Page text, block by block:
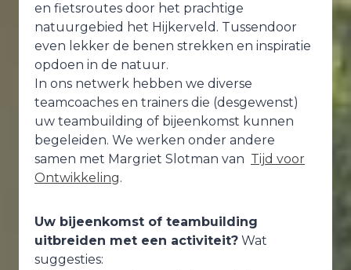
en fietsroutes door het prachtige
natuurgebied het Hijkerveld. Tussendoor
even lekker de benen strekken en inspiratie
opdoen in de natuur.
In ons netwerk hebben we diverse
teamcoaches en trainers die (desgewenst)
uw teambuilding of bijeenkomst kunnen
begeleiden. We werken onder andere
samen met Margriet Slotman van Tijd voor
Ontwikkeling.
Uw bijeenkomst of teambuilding
uitbreiden met een activiteit? Wat
suggesties: